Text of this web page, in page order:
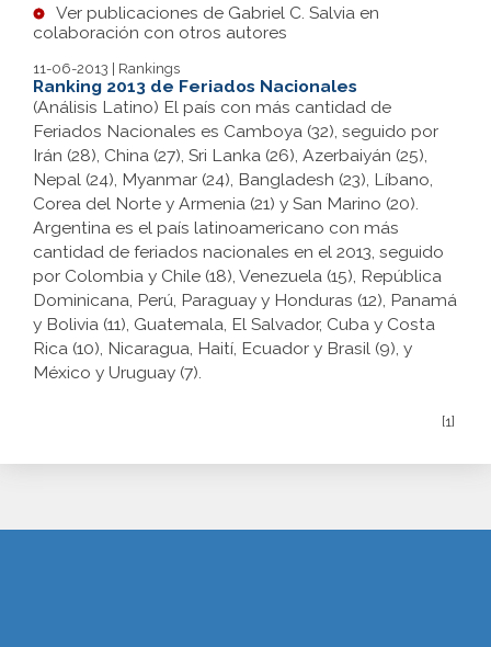
Ver publicaciones de Gabriel C. Salvia en
colaboración con otros autores
11-06-2013 | Rankings
Ranking 2013 de Feriados Nacionales
(Análisis Latino) El país con más cantidad de
Feriados Nacionales es Camboya (32), seguido por
Irán (28), China (27), Sri Lanka (26), Azerbaiyán (25),
Nepal (24), Myanmar (24), Bangladesh (23), Líbano,
Corea del Norte y Armenia (21) y San Marino (20).
Argentina es el país latinoamericano con más
cantidad de feriados nacionales en el 2013, seguido
por Colombia y Chile (18), Venezuela (15), República
Dominicana, Perú, Paraguay y Honduras (12), Panamá
y Bolivia (11), Guatemala, El Salvador, Cuba y Costa
Rica (10), Nicaragua, Haití, Ecuador y Brasil (9), y
México y Uruguay (7).
[1]